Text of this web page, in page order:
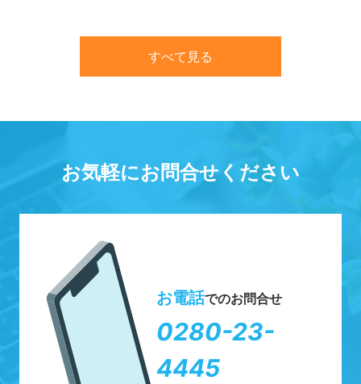
すべて見る
お気軽にお問合せください
お電話でのお問合せ
0280-23-
4445